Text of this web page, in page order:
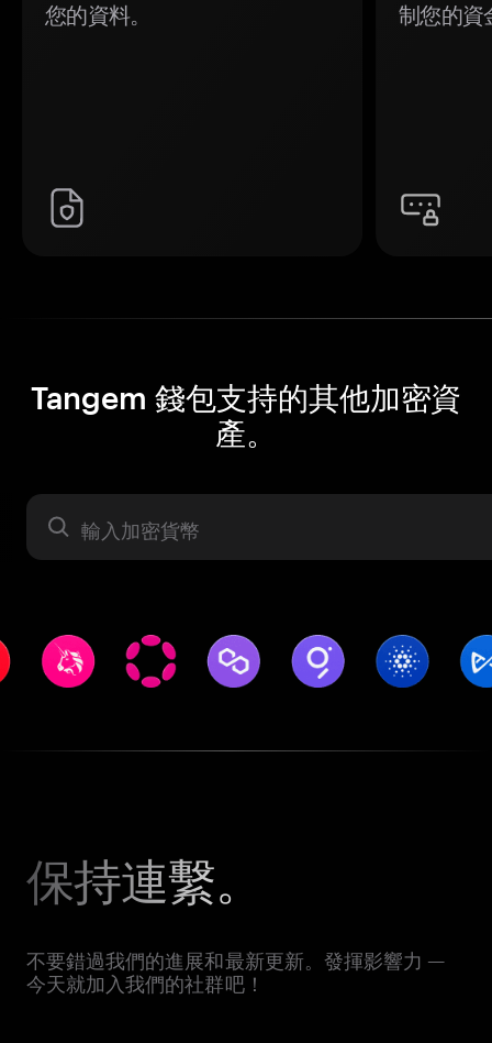
您的資料。 制您的資
Tangem 錢包支持的其他加密資
產。
資產
保持連繫。
不要錯過我們的進展和最新更新。發揮影響力 —
今天就加入我們的社群吧！